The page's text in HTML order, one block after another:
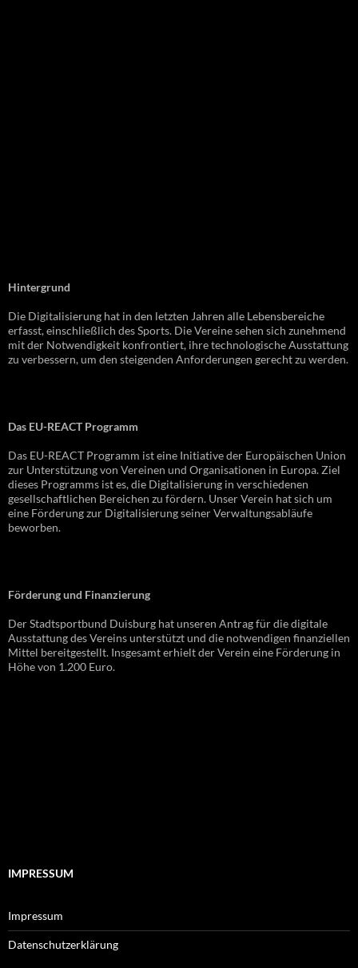
Hintergrund
Die Digitalisierung hat in den letzten Jahren alle Lebensbereiche
erfasst, einschließlich des Sports. Die Vereine sehen sich zunehmend
mit der Notwendigkeit konfrontiert, ihre technologische Ausstattung
zu verbessern, um den steigenden Anforderungen gerecht zu werden.
Das EU-REACT Programm
Das EU-REACT Programm ist eine Initiative der Europäischen Union
zur Unterstützung von Vereinen und Organisationen in Europa. Ziel
dieses Programms ist es, die Digitalisierung in verschiedenen
gesellschaftlichen Bereichen zu fördern. Unser Verein hat sich um
eine Förderung zur Digitalisierung seiner Verwaltungsabläufe
beworben.
Förderung und Finanzierung
Der Stadtsportbund Duisburg hat unseren Antrag für die digitale
Ausstattung des Vereins unterstützt und die notwendigen finanziellen
Mittel bereitgestellt. Insgesamt erhielt der Verein eine Förderung in
Höhe von 1.200 Euro.
IMPRESSUM
Impressum
Datenschutzerklärung